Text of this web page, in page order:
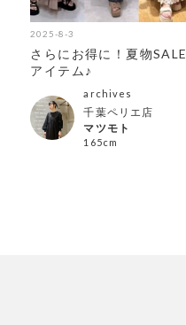
2025-8-3
さらにお得に！夏物SALE
アイテム♪
archives
千葉ペリエ店
マツモト
165cm